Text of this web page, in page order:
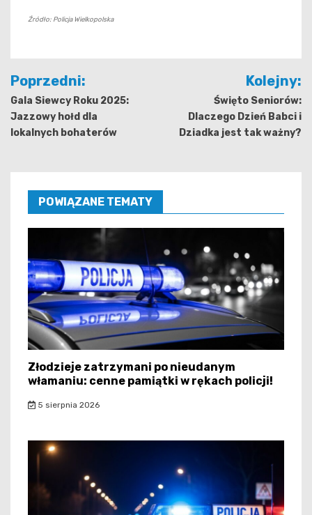
Źródło: Policja Wielkopolska
Nawigacja
wpisu
Poprzedni:
Gala Siewcy Roku 2025:
Jazzowy hołd dla
lokalnych bohaterów
Kolejny:
Święto Seniorów:
Dlaczego Dzień Babci i
Dziadka jest tak ważny?
POWIĄZANE TEMATY
Złodzieje zatrzymani po nieudanym
włamaniu: cenne pamiątki w rękach policji!
5 sierpnia 2026